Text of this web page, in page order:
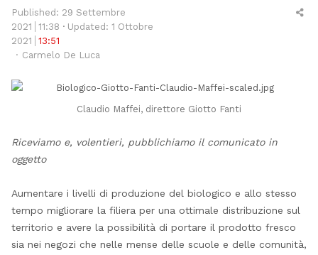
Published: 29 Settembre
2021
11:38
Updated: 1 Ottobre
2021
13:51
Author
Carmelo De Luca
Claudio Maffei, direttore Giotto Fanti
Riceviamo e, volentieri, pubblichiamo il comunicato in
oggetto
Aumentare i livelli di produzione del biologico e allo stesso
tempo migliorare la filiera per una ottimale distribuzione sul
territorio e avere la possibilità di portare il prodotto fresco
sia nei negozi che nelle mense delle scuole e delle comunità,